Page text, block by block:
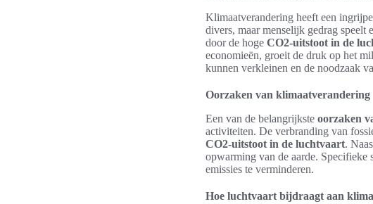
Klimaatverandering heeft een
divers, maar menselijk gedrag
door de hoge CO2-uitstoot in de
economieën, groeit de druk op het
kunnen verkleinen en de noodzaak
Oorzaken van klimaatverandering
Een van de belangrijkste oorzaken
activiteiten. De verbranding van
CO2-uitstoot in de luchtvaart.
opwarming van de aarde. Specifieke
emissies te verminderen.
Hoe luchtvaart bijdraagt aan